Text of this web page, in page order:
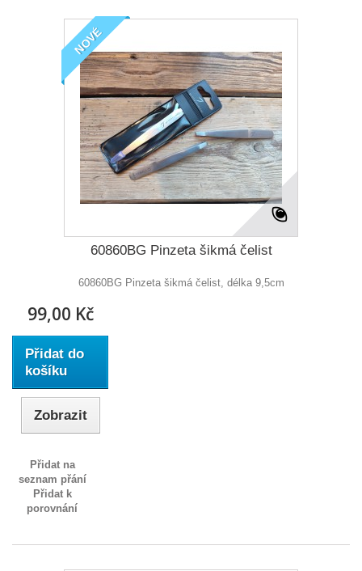
NOVÉ
60860BG Pinzeta šikmá čelist
60860BG Pinzeta šikmá čelist, délka 9,5cm
99,00 Kč
Přidat do
košíku
Zobrazit
Přidat na
seznam přání
Přidat k
porovnání